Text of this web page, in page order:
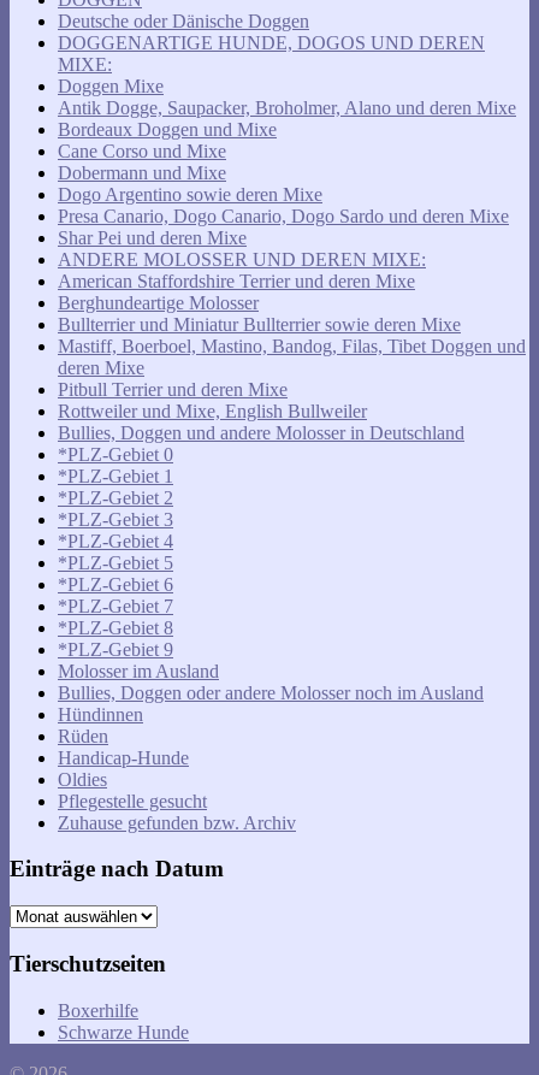
Deutsche oder Dänische Doggen
DOGGENARTIGE HUNDE, DOGOS UND DEREN
MIXE:
Doggen Mixe
Antik Dogge, Saupacker, Broholmer, Alano und deren Mixe
Bordeaux Doggen und Mixe
Cane Corso und Mixe
Dobermann und Mixe
Dogo Argentino sowie deren Mixe
Presa Canario, Dogo Canario, Dogo Sardo und deren Mixe
Shar Pei und deren Mixe
ANDERE MOLOSSER UND DEREN MIXE:
American Staffordshire Terrier und deren Mixe
Berghundeartige Molosser
Bullterrier und Miniatur Bullterrier sowie deren Mixe
Mastiff, Boerboel, Mastino, Bandog, Filas, Tibet Doggen und
deren Mixe
Pitbull Terrier und deren Mixe
Rottweiler und Mixe, English Bullweiler
Bullies, Doggen und andere Molosser in Deutschland
*PLZ-Gebiet 0
*PLZ-Gebiet 1
*PLZ-Gebiet 2
*PLZ-Gebiet 3
*PLZ-Gebiet 4
*PLZ-Gebiet 5
*PLZ-Gebiet 6
*PLZ-Gebiet 7
*PLZ-Gebiet 8
*PLZ-Gebiet 9
Molosser im Ausland
Bullies, Doggen oder andere Molosser noch im Ausland
Hündinnen
Rüden
Handicap-Hunde
Oldies
Pflegestelle gesucht
Zuhause gefunden bzw. Archiv
Einträge nach Datum
Einträge
Datum
Tierschutzseiten
Boxerhilfe
Schwarze Hunde